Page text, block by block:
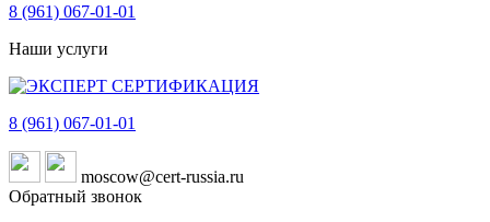
8 (961) 067-01-01
Наши услуги
8 (961) 067-01-01
moscow@cert-russia.ru
Обратный звонок